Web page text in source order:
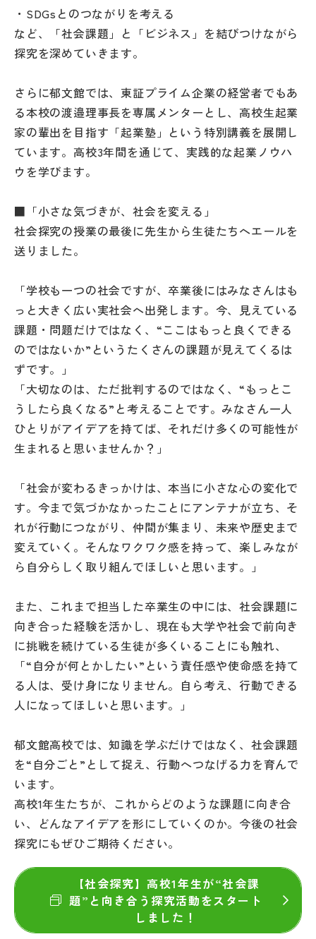
・SDGsとのつながりを考える
など、「社会課題」と「ビジネス」を結びつけながら
探究を深めていきます。
さらに郁文館では、東証プライム企業の経営者でもあ
る本校の渡邉理事長を専属メンターとし、高校生起業
家の輩出を目指す「起業塾」という特別講義を展開し
ています。高校3年間を通じて、実践的な起業ノウハ
ウを学びます。
■「小さな気づきが、社会を変える」
社会探究の授業の最後に先生から生徒たちへエールを
送りました。
「学校も一つの社会ですが、卒業後にはみなさんはも
っと大きく広い実社会へ出発します。今、見えている
課題・問題だけではなく、“ここはもっと良くできる
のではないか”というたくさんの課題が見えてくるは
ずです。」
「大切なのは、ただ批判するのではなく、“もっとこ
うしたら良くなる”と考えることです。みなさん一人
ひとりがアイデアを持てば、それだけ多くの可能性が
生まれると思いませんか？」
「社会が変わるきっかけは、本当に小さな心の変化で
す。今まで気づかなかったことにアンテナが立ち、そ
れが行動につながり、仲間が集まり、未来や歴史まで
変えていく。そんなワクワク感を持って、楽しみなが
ら自分らしく取り組んでほしいと思います。」
また、これまで担当した卒業生の中には、社会課題に
向き合った経験を活かし、現在も大学や社会で前向き
に挑戦を続けている生徒が多くいることにも触れ、
「“自分が何とかしたい”という責任感や使命感を持て
る人は、受け身になりません。自ら考え、行動できる
人になってほしいと思います。」
郁文館高校では、知識を学ぶだけではなく、社会課題
を“自分ごと”として捉え、行動へつなげる力を育んで
います。
高校1年生たちが、これからどのような課題に向き合
い、どんなアイデアを形にしていくのか。今後の社会
探究にもぜひご期待ください。
【社会探究】高校1年生が“社会課
題”と向き合う探究活動をスタート
しました！